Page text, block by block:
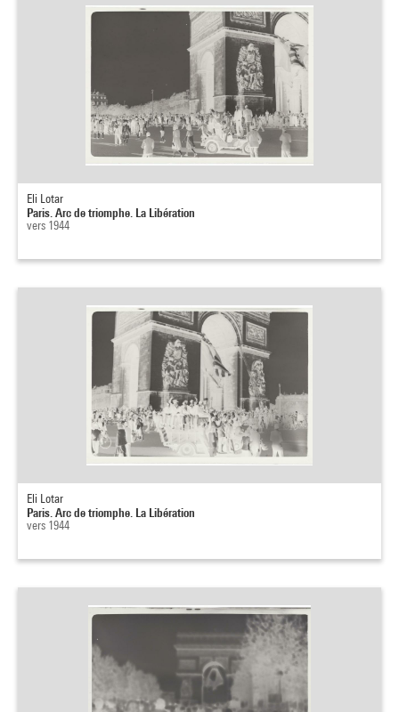
Eli Lotar
Paris. Arc de triomphe. La Libération
vers 1944
Eli Lotar
Paris. Arc de triomphe. La Libération
vers 1944